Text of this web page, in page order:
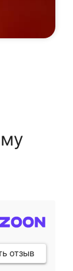
отзыв